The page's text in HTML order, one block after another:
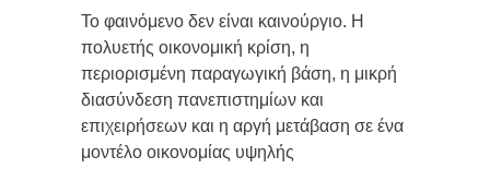
Το φαινόμενο δεν είναι καινούργιο. Η
πολυετής οικονομική κρίση, η
περιορισμένη παραγωγική βάση, η μικρή
διασύνδεση πανεπιστημίων και
επιχειρήσεων και η αργή μετάβαση σε ένα
μοντέλο οικονομίας υψηλής